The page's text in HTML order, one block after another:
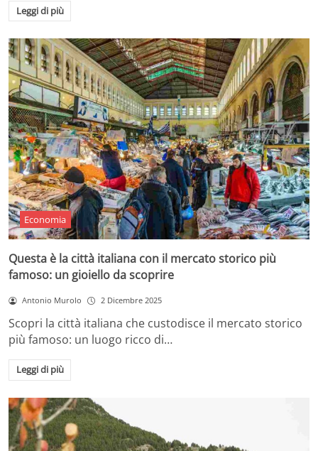
Leggi di più
Economia
Questa è la città italiana con il mercato storico più
famoso: un gioiello da scoprire
Antonio Murolo 2 Dicembre 2025
Scopri la città italiana che custodisce il mercato storico
più famoso: un luogo ricco di…
Leggi di più